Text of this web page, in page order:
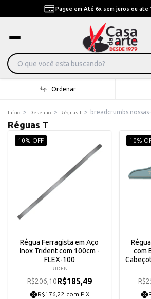
Pague em Até 6x sem juros ou ate
Ordenar
Início > Desenho > Réguas T >
Réguas T
10% OFF
Régua Ferragista em Aço
Inox Trident com 100cm -
FLEX-100
TRIDENT
R$206,10R$185,49
R$176,22 com PIX
10%
com